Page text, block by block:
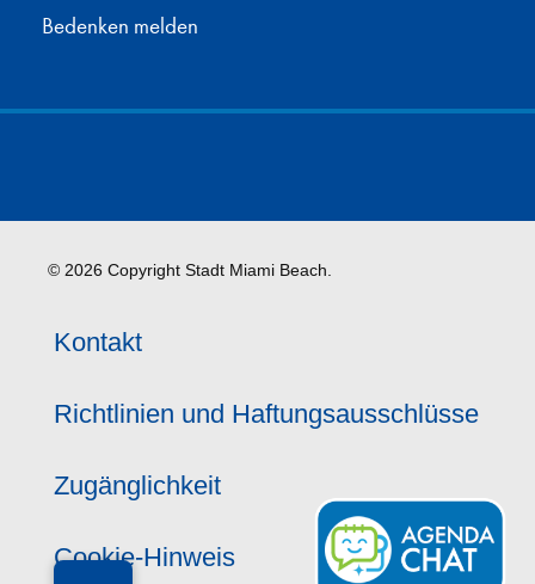
Bedenken melden
© 2026 Copyright Stadt Miami Beach.
Kontakt
Richtlinien und Haftungsausschlüsse
Zugänglichkeit
Cookie-Hinweis